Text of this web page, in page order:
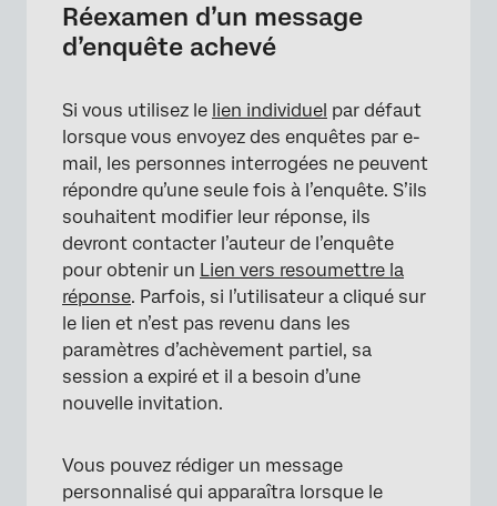
Réexamen d’un message
d’enquête achevé
Si vous utilisez le lien individuel par défaut
lorsque vous envoyez des enquêtes par e-
mail, les personnes interrogées ne peuvent
répondre qu’une seule fois à l’enquête. S’ils
souhaitent modifier leur réponse, ils
devront contacter l’auteur de l’enquête
pour obtenir un Lien vers resoumettre la
réponse. Parfois, si l’utilisateur a cliqué sur
le lien et n’est pas revenu dans les
paramètres d’achèvement partiel, sa
session a expiré et il a besoin d’une
nouvelle invitation.
Vous pouvez rédiger un message
personnalisé qui apparaîtra lorsque le